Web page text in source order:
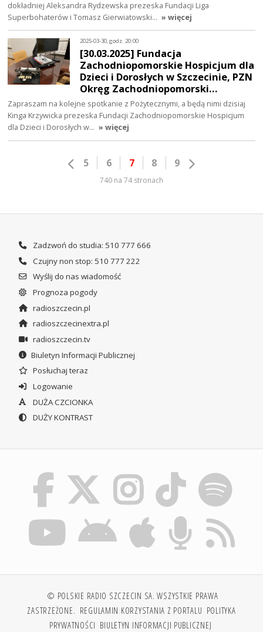
dokładniej Aleksandra Rydzewska prezeska Fundacji Liga
Superbohaterów i Tomasz Gierwiatowski… » więcej
2025-03-30, godz. 20:00
[30.03.2025] Fundacja
Zachodniopomorskie Hospicjum dla
Dzieci i Dorosłych w Szczecinie, PZN
Okręg Zachodniopomorski…
Zapraszam na kolejne spotkanie z Pożytecznymi, a będą nimi dzisiaj
Kinga Krzywicka prezeska Fundacji Zachodniopomorskie Hospicjum
dla Dzieci i Dorosłych w… » więcej
5 6 7 8 9
740 na 74 stronach
Zadzwoń do studia: 510 777 666
Czujny non stop: 510 777 222
Wyślij do nas wiadomość
Prognoza pogody
radioszczecin.pl
radioszczecinextra.pl
radioszczecin.tv
Biuletyn Informacji Publicznej
Posłuchaj teraz
Logowanie
DUŻA CZCIONKA
DUŻY KONTRAST
© POLSKIE RADIO SZCZECIN SA. WSZYSTKIE PRAWA
ZASTRZEŻONE. REGULAMIN KORZYSTANIA Z PORTALU POLITYKA
PRYWATNOŚCI BIULETYN INFORMACJI PUBLICZNEJ